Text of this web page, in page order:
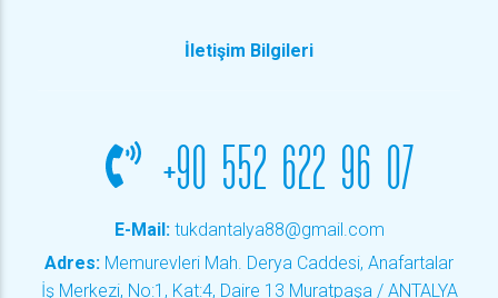
İletişim Bilgileri
+90 552 622 96 07
E-Mail: tukdantalya88@gmail.com
Adres: Memurevleri Mah. Derya Caddesi, Anafartalar
İş Merkezi, No:1, Kat:4, Daire 13 Muratpaşa / ANTALYA